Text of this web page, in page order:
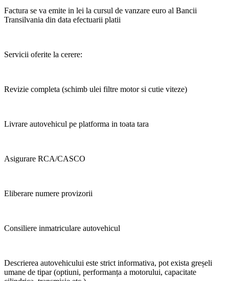
Factura se va emite in lei la cursul de vanzare euro al Bancii
Transilvania din data efectuarii platii
Servicii oferite la cerere:
Revizie completa (schimb ulei filtre motor si cutie viteze)
Livrare autovehicul pe platforma in toata tara
Asigurare RCA/CASCO
Eliberare numere provizorii
Consiliere inmatriculare autovehicul
Descrierea autovehicului este strict informativa, pot exista greșeli
umane de tipar (optiuni, performanța a motorului, capacitate